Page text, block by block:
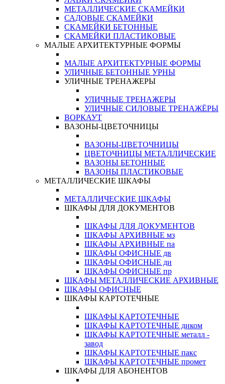
МЕТАЛЛИЧЕСКИЕ СКАМЕЙКИ
САДОВЫЕ СКАМЕЙКИ
СКАМЕЙКИ БЕТОННЫЕ
СКАМЕЙКИ ПЛАСТИКОВЫЕ
МАЛЫЕ АРХИТЕКТУРНЫЕ ФОРМЫ
МАЛЫЕ АРХИТЕКТУРНЫЕ ФОРМЫ
УЛИЧНЫЕ БЕТОННЫЕ УРНЫ
УЛИЧНЫЕ ТРЕНАЖЕРЫ
УЛИЧНЫЕ ТРЕНАЖЕРЫ
УЛИЧНЫЕ СИЛОВЫЕ ТРЕНАЖЁРЫ
ВОРКАУТ
ВАЗОНЫ-ЦВЕТОЧНИЦЫ
ВАЗОНЫ-ЦВЕТОЧНИЦЫ
ЦВЕТОЧНИЦЫ МЕТАЛЛИЧЕСКИЕ
ВАЗОНЫ БЕТОННЫЕ
ВАЗОНЫ ПЛАСТИКОВЫЕ
МЕТАЛЛИЧЕСКИЕ ШКАФЫ
МЕТАЛЛИЧЕСКИЕ ШКАФЫ
ШКАФЫ ДЛЯ ДОКУМЕНТОВ
ШКАФЫ ДЛЯ ДОКУМЕНТОВ
ШКАФЫ АРХИВНЫЕ мз
ШКАФЫ АРХИВНЫЕ па
ШКАФЫ ОФИСНЫЕ дв
ШКАФЫ ОФИСНЫЕ ди
ШКАФЫ ОФИСНЫЕ пр
ШКАФЫ МЕТАЛЛИЧЕСКИЕ АРХИВНЫЕ
ШКАФЫ ОФИСНЫЕ
ШКАФЫ КАРТОТЕЧНЫЕ
ШКАФЫ КАРТОТЕЧНЫЕ
ШКАФЫ КАРТОТЕЧНЫЕ диком
ШКАФЫ КАРТОТЕЧНЫЕ металл -
завод
ШКАФЫ КАРТОТЕЧНЫЕ пакс
ШКАФЫ КАРТОТЕЧНЫЕ промет
ШКАФЫ ДЛЯ АБОНЕНТОВ